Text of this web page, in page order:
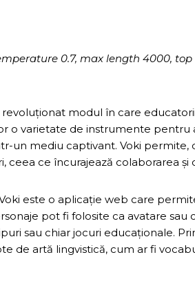
0.7, max length 4000, top
modul în care
o varietate de instrumente pentru
un mediu captivant. Voki permite,
ceea ce încurajează colaborarea și
este o aplicație web care
pot fi folosite ca avatare
sau chiar jocuri educaționale.
de artă lingvistică, cum ar fi